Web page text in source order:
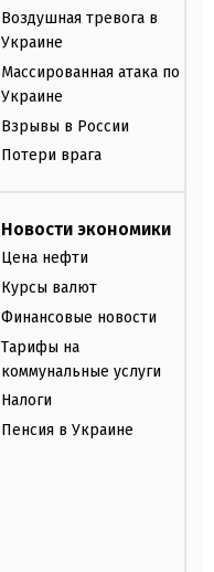
Воздушная тревога в
Украине
Массированная атака по
Украине
Взрывы в России
Потери врага
Новости экономики
Цена нефти
Курсы валют
Финансовые новости
Тарифы на
коммунальные услуги
Налоги
Пенсия в Украине